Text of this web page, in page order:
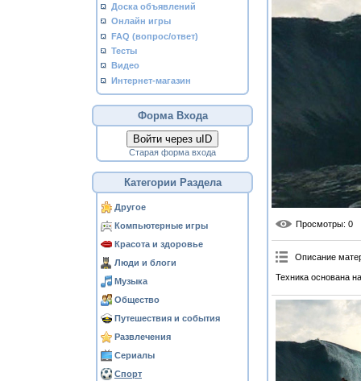
Доска объявлений
Онлайн игры
FAQ (вопрос/ответ)
Тесты
Видео
Интернет-магазин
Форма Входа
Войти через uID
Старая форма входа
Категории Раздела
Другое
Компьютерные игры
Красота и здоровье
Люди и блоги
Музыка
Общество
Путешествия и события
Развлечения
Сериалы
Спорт
Просмотры: 0
Описание
Техника основана